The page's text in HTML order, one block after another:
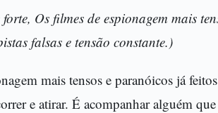
Os filmes de espionagem mais
falsas e tensão constante.)
mais tensos e paranóicos já
e atirar. É acompanhar alguém